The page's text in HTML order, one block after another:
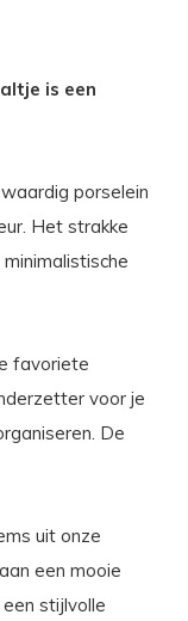
is een
porselein
Het strakke
favoriete
voor je
De
uit onze
een mooie
stijlvolle